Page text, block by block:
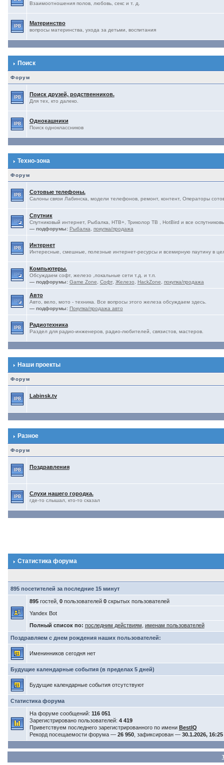
Взаимоотношения полов, любовь, секс и т. д.
Материнство
вопросы материнства, ухода за детьми, воспитания
Поиск
Форум
Поиск друзей, родственников.
Для тех, кто далеко.
Однокашники
Поиск одноклассников
Техно-зона
Форум
Сотовые телефоны.
Салоны связи Лабинска, модели телефонов, ремонт, контент, Операторы
Спутник
Спутниковый интернет, Рыбалка, НТВ+, Триколор ТВ , HotBird и все
— подфорумы: Рыбалка покупка/продажа
Интернет
Интересные, смешные, полезные интернет-ресурсы и всемирную паутину в
Компьютеры.
Обсуждаем софт, железо ,локальные сети т.д. и т.п.
— подфорумы: Game Zone Софт, Железо HackZone покупка/продажа
Авто
Авто, вело, мото - техника. Все вопросы этого железа обсуждаем здесь.
— подфорумы: Покупка/продажа авто
Радиотехника
Раздел для радио-инженеров, радио-любителей, связистов, мастеров.
Наши проекты
Форум
Labinsk.tv
Разное
Форум
Поздравления
Слухи нашего городка.
где-то слышал, кто-то сказал
Статистика форума
895 посетителей за последние 15 минут
895гостей, 0пользователей 0скрытых пользователей
Yandex Bot
Полный список по: последним действиям именам пользователей
Поздравляем с днем рождения наших пользователей:
Именинников сегодня нет
Будущие календарные события (в пределах 5 дней)
Будущие календарные события отсутствуют
Статистика форума
На форуме сообщений: 116 051
Зарегистрировано пользователей: 4 419
Приветствуем последнего зарегистрированного по имени BestIQ
Рекорд посещаемости форума — 26 950, зафиксирован — 30.1.2026, 16:25